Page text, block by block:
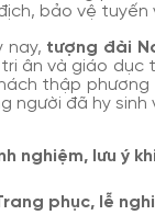
bảo vệ tuyến
nay, tượng đài
ân và giáo dục
thập
người đã hy
nghiệm, lưu ý
phục, lễ